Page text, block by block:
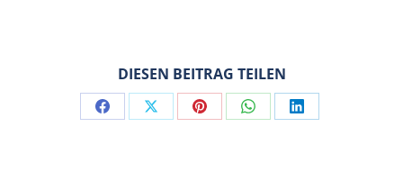
DIESEN BEITRAG TEILEN
Share Share Share Share Share